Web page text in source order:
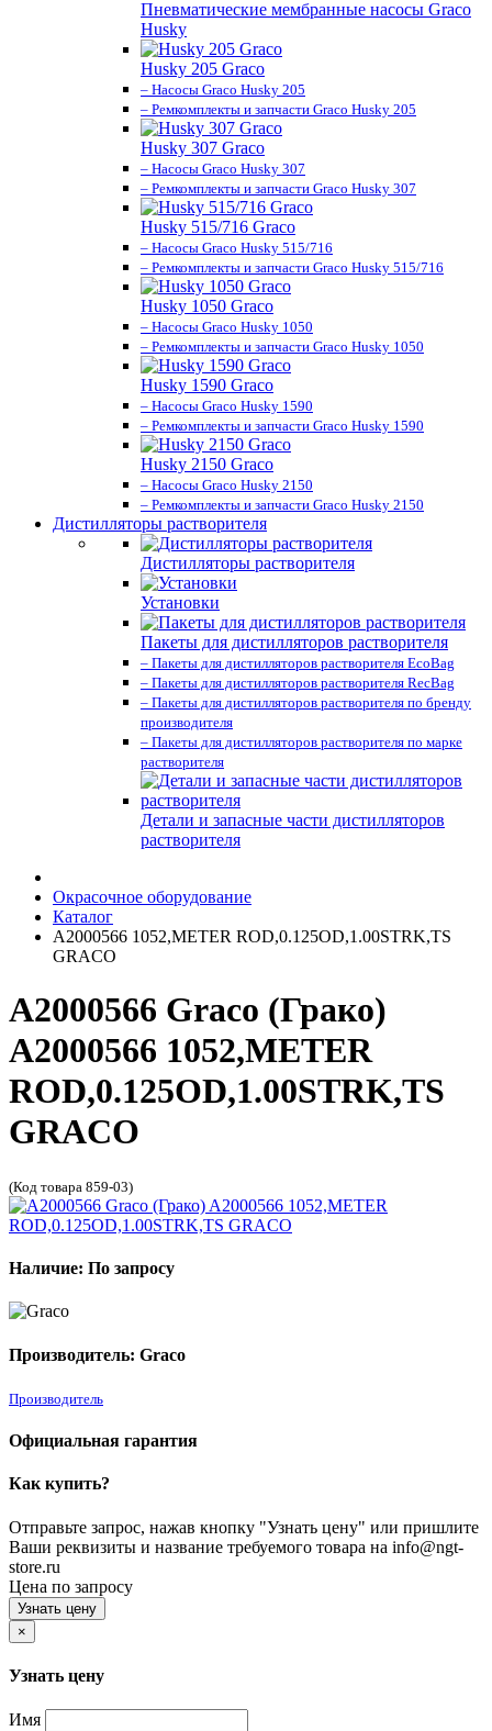
Пневматические мембранные насосы Graco
Husky
Husky 205 Graco
– Насосы Graco Husky 205
– Ремкомплекты и запчасти Graco Husky 205
Husky 307 Graco
– Насосы Graco Husky 307
– Ремкомплекты и запчасти Graco Husky 307
Husky 515/716 Graco
– Насосы Graco Husky 515/716
– Ремкомплекты и запчасти Graco Husky 515/716
Husky 1050 Graco
– Насосы Graco Husky 1050
– Ремкомплекты и запчасти Graco Husky 1050
Husky 1590 Graco
– Насосы Graco Husky 1590
– Ремкомплекты и запчасти Graco Husky 1590
Husky 2150 Graco
– Насосы Graco Husky 2150
– Ремкомплекты и запчасти Graco Husky 2150
Дистилляторы растворителя
Дистилляторы растворителя
Установки
Пакеты для дистилляторов растворителя
– Пакеты для дистилляторов растворителя EcoBag
– Пакеты для дистилляторов растворителя RecBag
– Пакеты для дистилляторов растворителя по бренду
производителя
– Пакеты для дистилляторов растворителя по марке
растворителя
Детали и запасные части дистилляторов
растворителя
Окрасочное оборудование
Каталог
A2000566 1052,METER ROD,0.125OD,1.00STRK,TS
GRACO
A2000566 Graco (Грако)
A2000566 1052,METER
ROD,0.125OD,1.00STRK,TS
GRACO
(Код товара 859-03)
Наличие: По запросу
Производитель: Graco
Производитель
Официальная гарантия
Как купить?
Отправьте запрос, нажав кнопку "Узнать цену" или пришлите
Ваши реквизиты и название требуемого товара на info@ngt-
store.ru
Цена по запросу
Узнать цену
×
Узнать цену
Имя